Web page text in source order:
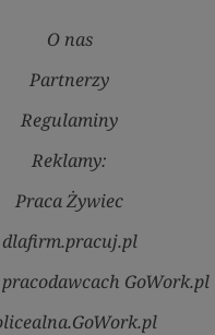
O nas
Partnerzy
Regulaminy
Reklamy:
Praca Żywiec
dlafirm.pracuj.pl
GoWork.pl